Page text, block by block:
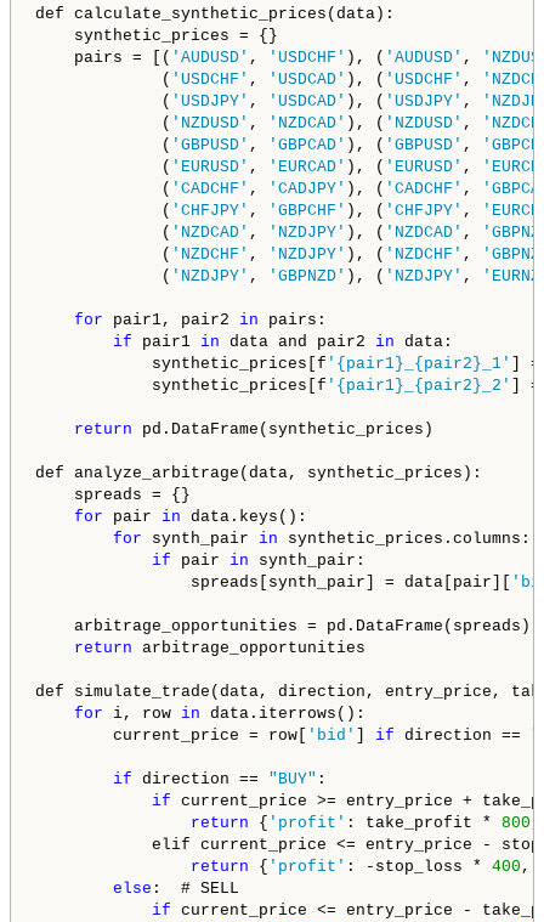
def calculate_synthetic_prices(data):
synthetic_prices = {}
pairs = [( 'AUDUSD' , 'USDCHF' ), ( 'AUDUSD' ,
( 'USDCHF' , 'USDCAD' ), ( 'USDCHF' ,
( 'USDJPY' , 'USDCAD' ), ( 'USDJPY' ,
( 'NZDUSD' , 'NZDCAD' ), ( 'NZDUSD' ,
( 'GBPUSD' , 'GBPCAD' ), ( 'GBPUSD' ,
( 'EURUSD' , 'EURCAD' ), ( 'EURUSD' ,
( 'CADCHF' , 'CADJPY' ), ( 'CADCHF' ,
( 'CHFJPY' , 'GBPCHF' ), ( 'CHFJPY' ,
( 'NZDCAD' , 'NZDJPY' ), ( 'NZDCAD' ,
( 'NZDCHF' , 'NZDJPY' ), ( 'NZDCHF' ,
( 'NZDJPY' , 'GBPNZD' ), ( 'NZDJPY' ,
for pair1, pair2 in pairs:
if pair1 in data and pair2 in data:
synthetic_prices[f '{pair1}_{pair2}_1'
]
synthetic_prices[f '{pair1}_{pair2}_2' ]
return pd.DataFrame(synthetic_prices)
def analyze_arbitrage(data, synthetic_prices):
spreads = {}
for pair in data.keys():
for synth_pair in synthetic_prices.columns:
if pair in synth_pair:
spreads[synth_pair] = data[pair][
arbitrage_opportunities = pd.DataFrame(spreads)
return arbitrage_opportunities
def simulate_trade(data, direction, entry_price,
for i, row in data.iterrows():
current_price = row[
'bid' if direction ==
if direction == "BUY" :
if current_price >= entry_price +
return { 'profit' : take_profit * 800
elif current_price <= entry_price -
return { 'profit' : -stop_loss * 400 ,
else :  # SELL
if current_price <= entry_price -